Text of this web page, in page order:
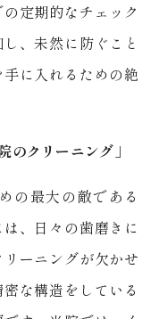
定期的なチェック
、未然に防ぐこと
に入れるための絶
のクリーニング」
の最大の敵である
、日々の歯磨きに
ーニングが欠かせ
な構造をしている